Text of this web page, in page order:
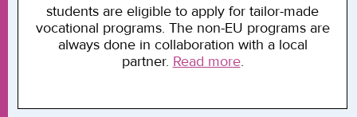
students are eligible to apply for tailor-made
vocational programs. The non-EU programs are
always done in collaboration with a local
partner. Read more.